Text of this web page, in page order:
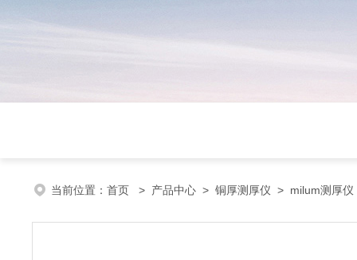
当前位置： 首页 > 产品中心 > 铜厚测厚仪 > milum测厚仪